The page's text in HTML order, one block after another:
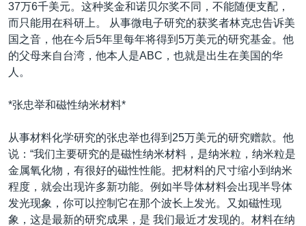
37万6千美元。这种奖金和诺贝尔奖不同，不能随便支配，
而只能用在科研上。 从事微电子研究的获奖者林克忠告诉美
国之音，他在今后5年里每年将得到5万美元的研究基金。他
的父母来自台湾，他本人是ABC，也就是出生在美国的华
人。
*张忠举和磁性纳米材料*
从事材料化学研究的张忠举也得到25万美元的研究赠款。他
说：“我们主要研究的是磁性纳米材料，是纳米粒，纳米粒是
金属氧化物，有很好的磁性性能。把材料的尺寸缩小到纳米
程度，就会出现许多新功能。例如半导体材料会出现半导体
发光现象，你可以控制它在那个波长上发光。又如磁性现
象，这是最新的研究成果，是 我们最近才发现的。材料在纳